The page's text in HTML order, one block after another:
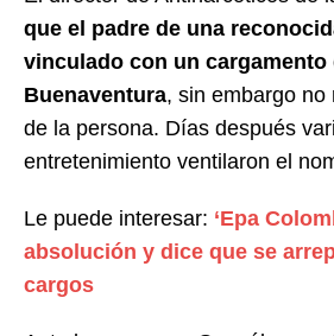
que el padre de una
vinculado con un cargamento
Buenaventura, sin embargo no
de la persona. Días después
entretenimiento ventilaron el
Le puede interesar: ‘Epa
absolución y dice que se
cargos